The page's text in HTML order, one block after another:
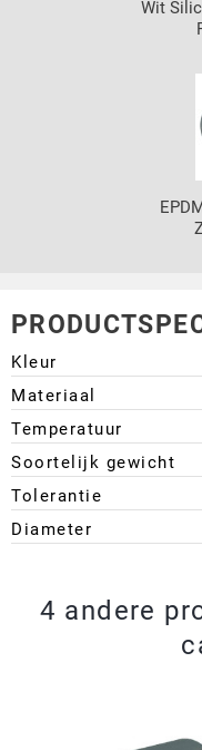
Wit
Kleur
Materiaal
Temperatuur
Soortelijk gewicht
Tolerantie
Diameter
4 andere